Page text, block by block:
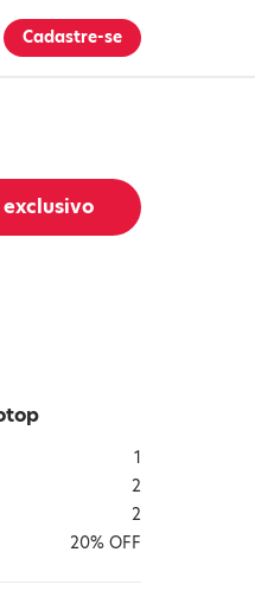
Cadastre-se
1
2
2
20% OFF